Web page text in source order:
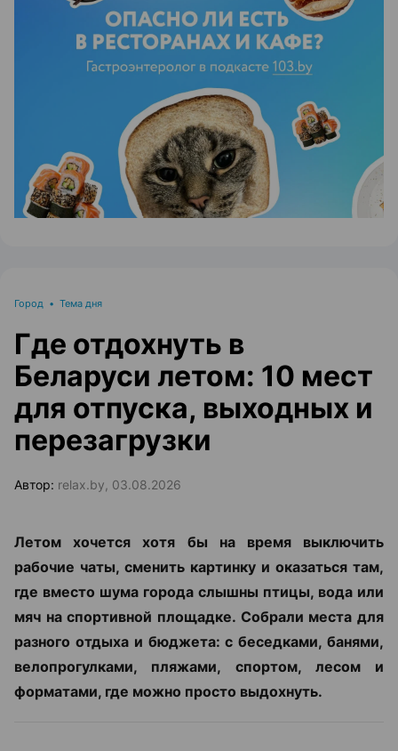
ЭФФЕКТИВНАЯ РЕКЛАМА НА САЙТЕ
Город • Тема дня
Где отдохнуть в
Беларуси летом: 10 мест
для отпуска, выходных и
перезагрузки
Автор: relax.by, 03.08.2026
Летом хочется хотя бы на время выключить
рабочие чаты, сменить картинку и оказаться там,
где вместо шума города слышны птицы, вода или
мяч на спортивной площадке. Собрали места для
разного отдыха и бюджета: с беседками, банями,
велопрогулками, пляжами, спортом, лесом и
форматами, где можно просто выдохнуть.